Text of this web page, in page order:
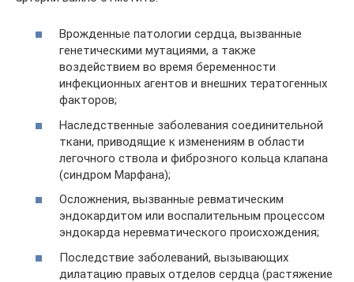
Врожденные патологии сердца, вызванные
генетическими мутациями, а также
воздействием во время беременности
инфекционных агентов и внешних тератогенных
факторов;
Наследственные заболевания соединительной
ткани, приводящие к изменениям в области
легочного ствола и фиброзного кольца клапана
(синдром Марфана);
Осложнения, вызванные ревматическим
эндокардитом или воспалительным процессом
эндокарда неревматического происхождения;
Последствие заболеваний, вызывающих
дилатацию правых отделов сердца (растяжение